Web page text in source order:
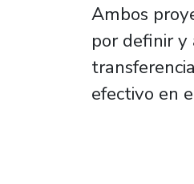
Ambos
por definir y
efectivo en